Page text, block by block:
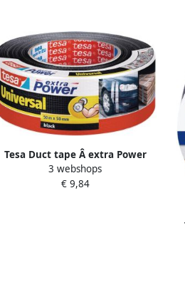
Tesa Duct tape Â extra Power
Universal 50mx50mm zwart
3 webshops
€ 9,84